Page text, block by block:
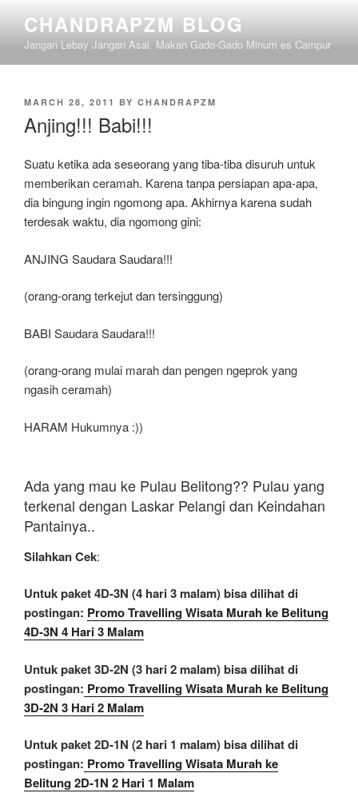
content
CHANDRAPZM BLOG
Jangan Lebay Jangan Asal. Makan Gado-Gado Minum es Campur
POSTED
MARCH 28, 2011 BY CHANDRAPZM
Anjing!!! Babi!!!
Suatu ketika ada seseorang yang tiba-tiba disuruh untuk
memberikan ceramah. Karena tanpa persiapan apa-apa,
dia bingung ingin ngomong apa. Akhirnya karena sudah
terdesak waktu, dia ngomong gini:
ANJING Saudara Saudara!!!
(orang-orang terkejut dan tersinggung)
BABI Saudara Saudara!!!
(orang-orang mulai marah dan pengen ngeprok yang
ngasih ceramah)
HARAM Hukumnya :))
Ada yang mau ke Pulau Belitong?? Pulau yang
terkenal dengan Laskar Pelangi dan Keindahan
Pantainya..
Silahkan Cek:
Untuk paket 4D-3N (4 hari 3 malam) bisa dilihat di
postingan: Promo Travelling Wisata Murah ke Belitung
4D-3N 4 Hari 3 Malam
Untuk paket 3D-2N (3 hari 2 malam) bisa dilihat di
postingan: Promo Travelling Wisata Murah ke Belitung
3D-2N 3 Hari 2 Malam
Untuk paket 2D-1N (2 hari 1 malam) bisa dilihat di
postingan: Promo Travelling Wisata Murah ke
Belitung 2D-1N 2 Hari 1 Malam